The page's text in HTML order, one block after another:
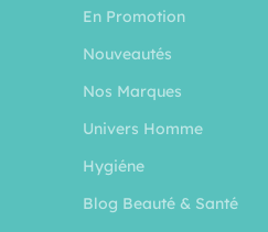
En Promotion
Nouveautés
Nos Marques
Univers Homme
Hygiéne
Blog Beauté & Santé